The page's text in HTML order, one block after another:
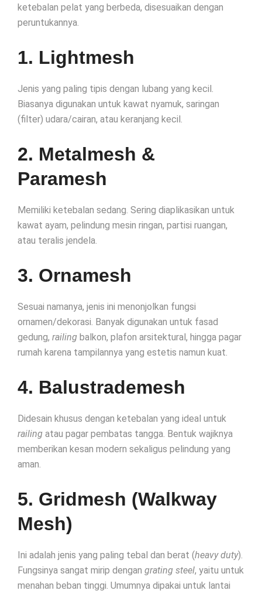
ketebalan pelat yang berbeda, disesuaikan dengan
peruntukannya.
1. Lightmesh
Jenis yang paling tipis dengan lubang yang kecil.
Biasanya digunakan untuk kawat nyamuk, saringan
(filter) udara/cairan, atau keranjang kecil.
2. Metalmesh &
Paramesh
Memiliki ketebalan sedang. Sering diaplikasikan untuk
kawat ayam, pelindung mesin ringan, partisi ruangan,
atau teralis jendela.
3. Ornamesh
Sesuai namanya, jenis ini menonjolkan fungsi
ornamen/dekorasi. Banyak digunakan untuk fasad
gedung, railing balkon, plafon arsitektural, hingga pagar
rumah karena tampilannya yang estetis namun kuat.
4. Balustrademesh
Didesain khusus dengan ketebalan yang ideal untuk
railing atau pagar pembatas tangga. Bentuk wajiknya
memberikan kesan modern sekaligus pelindung yang
aman.
5. Gridmesh (Walkway
Mesh)
Ini adalah jenis yang paling tebal dan berat (heavy duty).
Fungsinya sangat mirip dengan grating steel, yaitu untuk
menahan beban tinggi. Umumnya dipakai untuk lantai